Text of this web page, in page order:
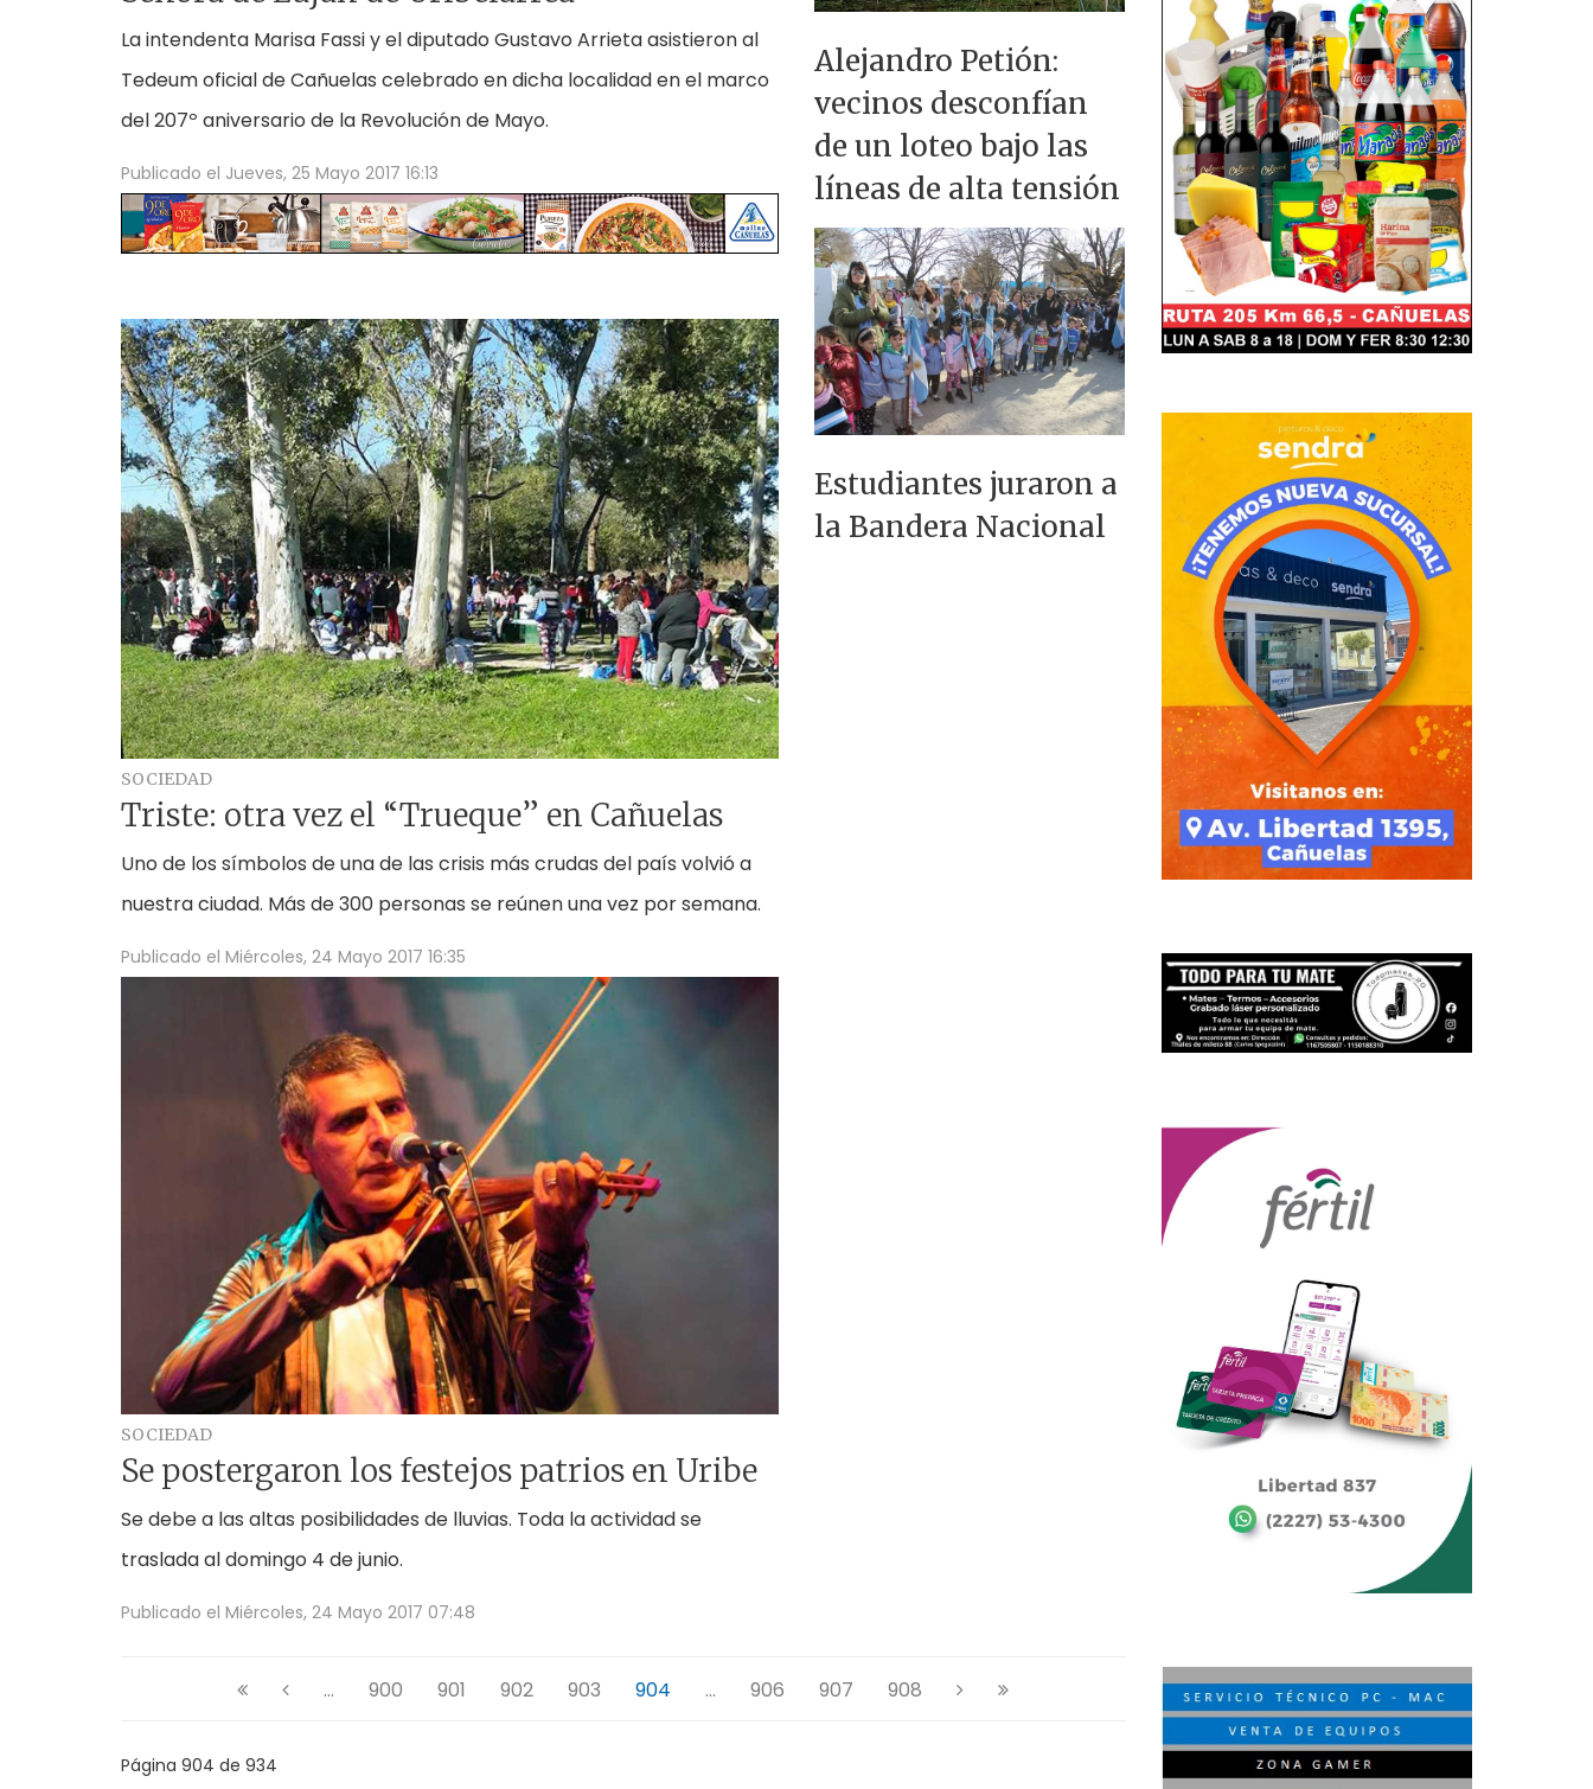
La intendenta Marisa Fassi y el diputado Gustavo Arrieta asistieron al
Tedeum oficial de Cañuelas celebrado en dicha localidad en el marco
del 207º aniversario de la Revolución de Mayo.
Publicado el Jueves, 25 Mayo 2017 16:13
SOCIEDAD
Triste: otra vez el “Trueque” en Cañuelas
Uno de los símbolos de una de las crisis más crudas del país volvió a
nuestra ciudad. Más de 300 personas se reúnen una vez por semana.
Publicado el Miércoles, 24 Mayo 2017 16:35
SOCIEDAD
Se postergaron los festejos patrios en Uribe
Se debe a las altas posibilidades de lluvias. Toda la actividad se
traslada al domingo 4 de junio.
Publicado el Miércoles, 24 Mayo 2017 07:48
Alejandro Petión:
vecinos desconfían
de un loteo bajo las
líneas de alta tensión
Estudiantes juraron a
la Bandera Nacional
... 900 901 902 903 904 ... 906 907 908
Página 904 de 934